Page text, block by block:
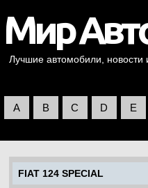
Лучшие автомобили, новости
A B C D E
FIAT 124 SPECIAL